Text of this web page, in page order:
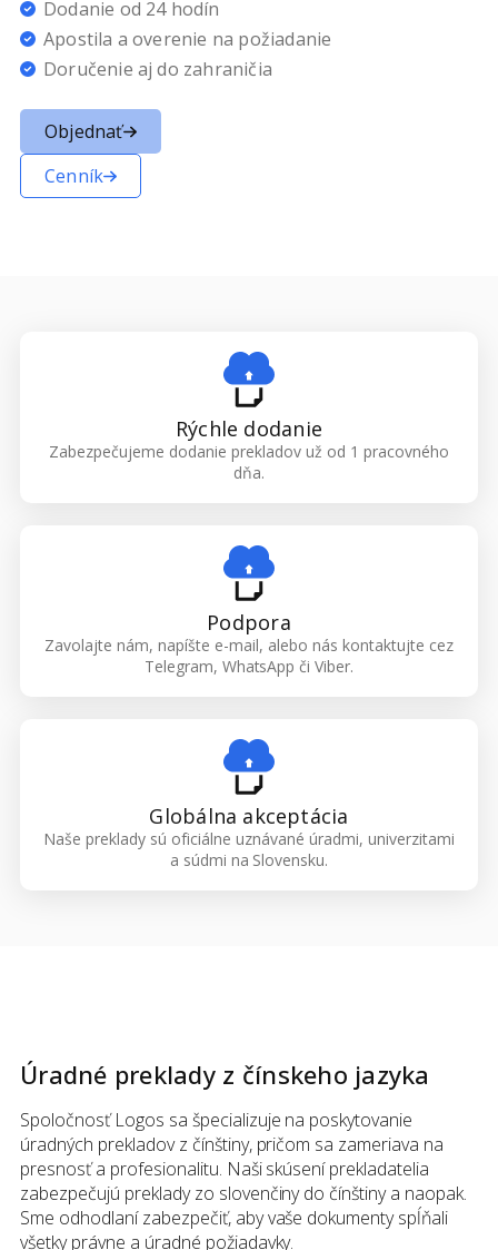
Dodanie od 24 hodín
Apostila a overenie na požiadanie
Doručenie aj do zahraničia
Objednať
Cenník
Rýchle dodanie
Zabezpečujeme dodanie prekladov už od 1 pracovného
dňa.
Podpora
Zavolajte nám, napíšte e-mail, alebo nás kontaktujte cez
Telegram, WhatsApp či Viber.
Globálna akceptácia
Naše preklady sú oficiálne uznávané úradmi, univerzitami
a súdmi na Slovensku.
Úradné preklady z čínskeho jazyka
Spoločnosť Logos sa špecializuje na poskytovanie
úradných prekladov z čínštiny, pričom sa zameriava na
presnosť a profesionalitu. Naši skúsení prekladatelia
zabezpečujú preklady zo slovenčiny do čínštiny a naopak.
Sme odhodlaní zabezpečiť, aby vaše dokumenty spĺňali
všetky právne a úradné požiadavky.